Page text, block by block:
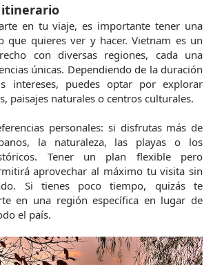
itinerario
en tu viaje, es importante tener una
que quieres ver y hacer. Vietnam es un
con diversas regiones, cada una
únicas. Dependiendo de la duración
puedes optar por explorar
paisajes naturales o centros culturales.
personales: si disfrutas más de
la naturaleza, las playas o los
Tener un plan flexible pero
aprovechar al máximo tu visita sin
Si tienes poco tiempo, quizás te
en una región específica en lugar de
el país.